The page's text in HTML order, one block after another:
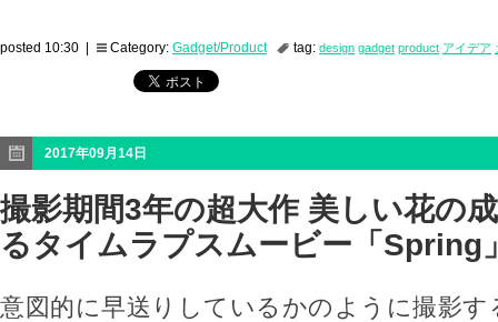
posted 10:30 | Category: Gadget/Product tag: design gadget product アイデア
2017年09月14日
撮影期間3年の超大作 美しい花の
るタイムラプスムービー「Spring
意図的に早送りしているかのように撮影